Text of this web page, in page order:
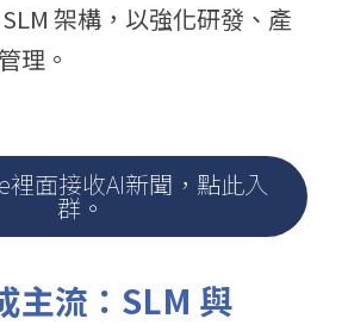
架構，以強化研發、產
理。
裡面接收AI新聞，點此入
群。
主流：SLM 與